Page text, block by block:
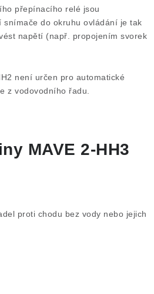
přepínacího relé jsou
snímače do okruhu ovládání je tak
napětí (např. propojením svorek
není určen pro automatické
z vodovodního řadu.
MAVE 2-HH3
proti chodu bez vody nebo jejich